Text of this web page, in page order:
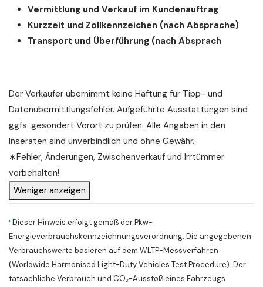
Vermittlung und Verkauf im Kundenauftrag
Kurzzeit und Zollkennzeichen (nach Absprache)
Transport und Überführung (nach Absprach
Der Verkäufer übernimmt keine Haftung für Tipp- und
Datenübermittlungsfehler. Aufgeführte Ausstattungen sind
ggfs. gesondert Vorort zu prüfen. Alle Angaben in den
Inseraten sind unverbindlich und ohne Gewähr.
∗Fehler, Änderungen, Zwischenverkauf und Irrtümmer
vorbehalten!
Weniger anzeigen
¹ Dieser Hinweis erfolgt gemäß der Pkw-
Energieverbrauchskennzeichnungsverordnung. Die angegebenen
Verbrauchswerte basieren auf dem WLTP-Messverfahren
(Worldwide Harmonised Light-Duty Vehicles Test Procedure). Der
tatsächliche Verbrauch und CO₂-Ausstoß eines Fahrzeugs